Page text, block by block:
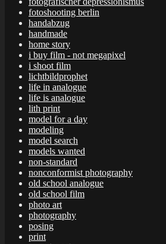
fotoshooting berlin
handabzug
handmade
home story
i buy film - not megapixel
i shoot film
lichtbildprophet
life in analogue
life is analogue
lith print
model for a day
modeling
model search
models wanted
non-standard
nonconformist photography
old school analogue
old school film
photo art
photography
posing
print